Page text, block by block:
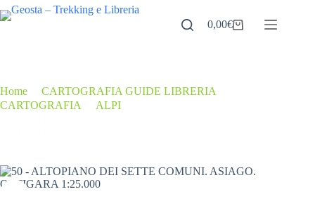
Salta
al
Carrello
0,00€
Home CARTOGRAFIA GUIDE LIBRERIA
CARTOGRAFIA
ALPI